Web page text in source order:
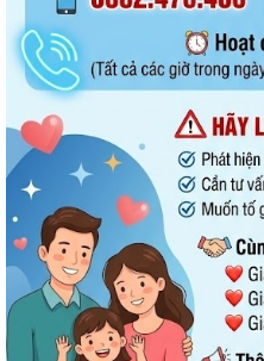
Doanh nghiệp kinh doanh lữ
quỹ theo pháp luật
QUYẾT ĐỊNH Về việc phân công
cho báo chí của Ủy ban nhân dân...
Tổ đại biểu HĐND thành phố số
giữa năm 2026
UBND xã Đại Sơn ban hành
nghĩa trang nhân dân trên địa bàn
Xã Đại Sơn triển khai thực hiện
Chính phủ về công tác phòng...